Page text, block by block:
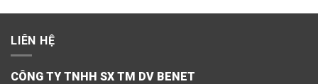
LIÊN HỆ
CÔNG TY TNHH SX TM DV BENET